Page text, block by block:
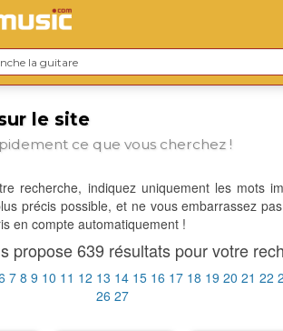
le site
ce que vous cherchez !
recherche, indiquez uniquement les mots
précis possible, et ne vous embarrassez
en compte automatiquement !
propose 639 résultats pour votre
7 8 9 10 11 12 13 14 15 16 17 18 19 20 21 22
26 27